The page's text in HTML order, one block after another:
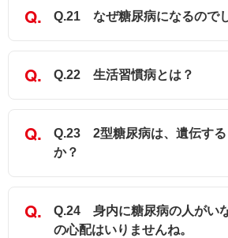
Q.21 なぜ糖尿病になるので
Q.22 生活習慣病とは？
Q.23 2型糖尿病は、遺伝する
か？
Q.24 身内に糖尿病の人がい
の心配はいりませんね。